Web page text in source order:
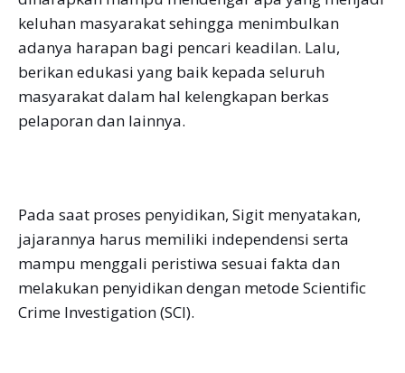
keluhan masyarakat sehingga menimbulkan
adanya harapan bagi pencari keadilan. Lalu,
berikan edukasi yang baik kepada seluruh
masyarakat dalam hal kelengkapan berkas
pelaporan dan lainnya.
Pada saat proses penyidikan, Sigit menyatakan,
jajarannya harus memiliki independensi serta
mampu menggali peristiwa sesuai fakta dan
melakukan penyidikan dengan metode Scientific
Crime Investigation (SCI).